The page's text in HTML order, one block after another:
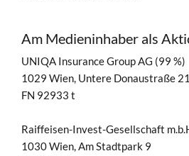
Am Medieninhaber als
UNIQA Insurance Group AG (99 %)
1029 Wien, Untere Donaustraße 21
FN 92933 t
Raiffeisen-Invest-Gesellschaft
1030 Wien, Am Stadtpark 9